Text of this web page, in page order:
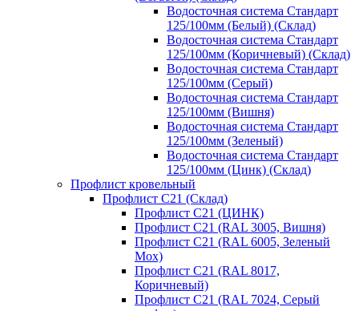
Водосточная система Стандарт
125/100мм (Белый) (Склад)
Водосточная система Стандарт
125/100мм (Коричневый) (Склад)
Водосточная система Стандарт
125/100мм (Серый)
Водосточная система Стандарт
125/100мм (Вишня)
Водосточная система Стандарт
125/100мм (Зеленый)
Водосточная система Стандарт
125/100мм (Цинк) (Склад)
Профлист кровельный
Профлист С21 (Склад)
Профлист С21 (ЦИНК)
Профлист С21 (RAL 3005, Вишня)
Профлист С21 (RAL 6005, Зеленый
Мох)
Профлист С21 (RAL 8017,
Коричневый)
Профлист С21 (RAL 7024, Серый